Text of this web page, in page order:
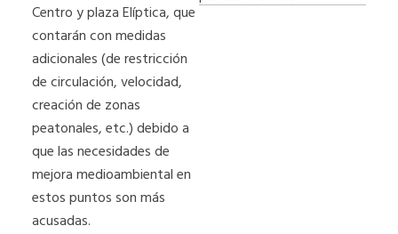
Centro y plaza Elíptica, que
contarán con medidas
adicionales (de restricción
de circulación, velocidad,
creación de zonas
peatonales, etc.) debido a
que las necesidades de
mejora medioambiental en
estos puntos son más
acusadas.